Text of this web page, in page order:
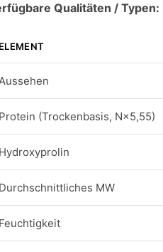
Qualitäten / Typen:
ELEMENT
Protein (Trockenbasis, N×5,55)
Hydroxyprolin
Durchschnittliches MW
Feuchtigkeit